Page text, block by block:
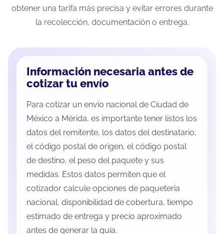
obtener una tarifa más precisa y evitar errores durante
la recolección, documentación o entrega.
Información necesaria antes de
cotizar tu envío
Para cotizar un envío nacional de Ciudad de
México a Mérida, es importante tener listos los
datos del remitente, los datos del destinatario,
el código postal de origen, el código postal
de destino, el peso del paquete y sus
medidas. Estos datos permiten que el
cotizador calcule opciones de paquetería
nacional, disponibilidad de cobertura, tiempo
estimado de entrega y precio aproximado
antes de generar la guía.